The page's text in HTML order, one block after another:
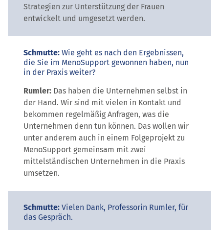
Strategien zur Unterstützung der Frauen
entwickelt und umgesetzt werden.
Schmutte: Wie geht es nach den Ergebnissen,
die Sie im MenoSupport gewonnen haben, nun
in der Praxis weiter?
Rumler: Das haben die Unternehmen selbst in
der Hand. Wir sind mit vielen in Kontakt und
bekommen regelmäßig Anfragen, was die
Unternehmen denn tun können. Das wollen wir
unter anderem auch in einem Folgeprojekt zu
MenoSupport gemeinsam mit zwei
mittelständischen Unternehmen in die Praxis
umsetzen.
Schmutte: Vielen Dank, Professorin Rumler, für
das Gespräch.